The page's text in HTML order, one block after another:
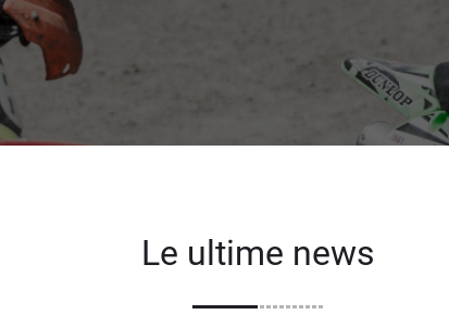
Le ultime news